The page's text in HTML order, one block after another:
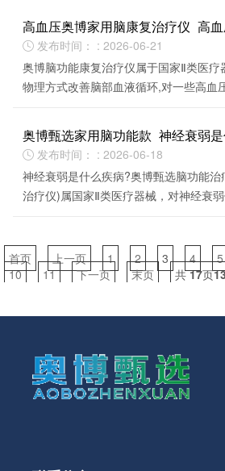
高血压奥博家用脑康复治疗仪_高
 发布时间： : 2026-06-21
奥博脑功能康复治疗仪属于国家Ⅱ类医
物理方式改善脑部血液循环,对一些高血
奥博甄选家用脑功能款_神经衰弱
 发布时间： : 2026-06-18
神经衰弱是什么疾病?奥博甄选脑功能
治疗仪)属国家Ⅱ类医疗器械，对神经衰
首页 上一页 1 2 3 4 5
10
11 下一页 末页 共17页